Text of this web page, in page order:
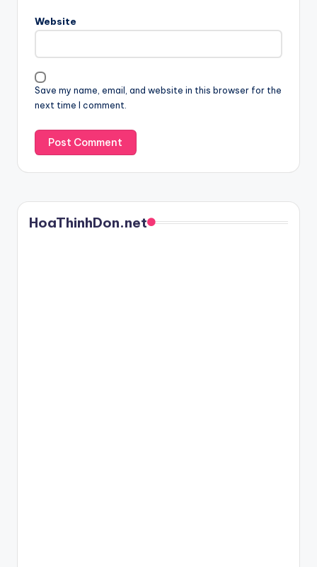
Website
Save my name, email, and website in this browser for the
next time I comment.
HoaThinhDon.net